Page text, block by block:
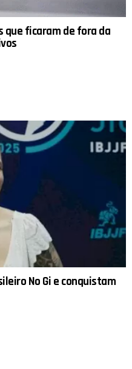
que ficaram de fora da
No Gi e conquistam